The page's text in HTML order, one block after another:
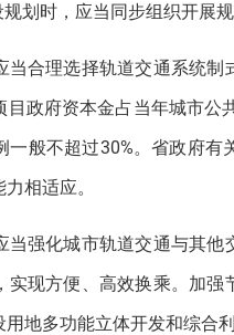
划时，应当同步组织开展
理选择轨道交通系统制
政府资本金占当年城市
一般不超过30%。省政府
相适应。
化城市轨道交通与其他
实现方便、高效换乘。加
地多功能立体开发和综合